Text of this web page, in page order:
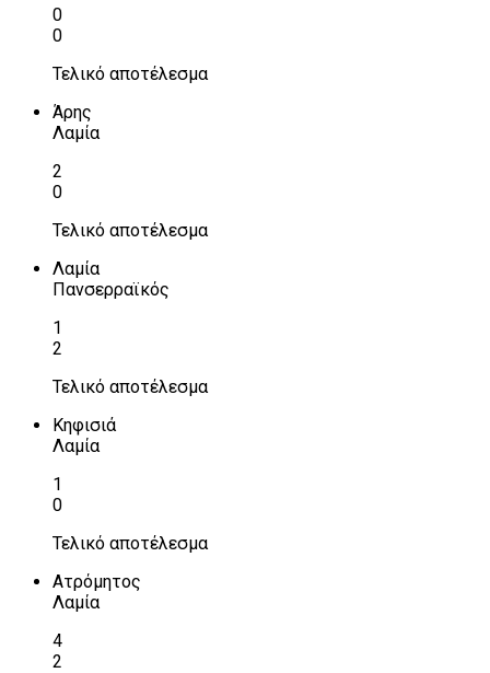
0
0
Τελικό αποτέλεσμα
Άρης
Λαμία
2
0
Τελικό αποτέλεσμα
Λαμία
Πανσερραϊκός
1
2
Τελικό αποτέλεσμα
Κηφισιά
Λαμία
1
0
Τελικό αποτέλεσμα
Ατρόμητος
Λαμία
4
2